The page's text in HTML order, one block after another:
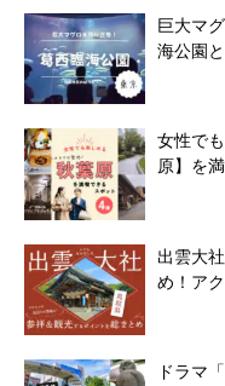
巨大マ
海公園
女性で
原】を
出雲大
め！ア
ドラマ